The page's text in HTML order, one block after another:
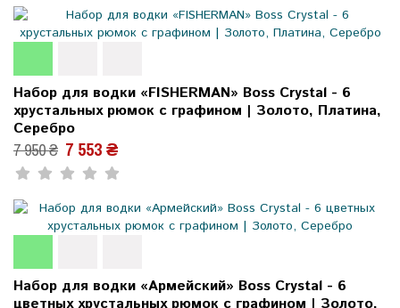
Набор для водки «FISHERMAN» Boss Crystal - 6
хрустальных рюмок с графином | Золото, Платина,
Серебро
7 950 ₴ 7 553 ₴
Набор для водки «Армейский» Boss Crystal - 6